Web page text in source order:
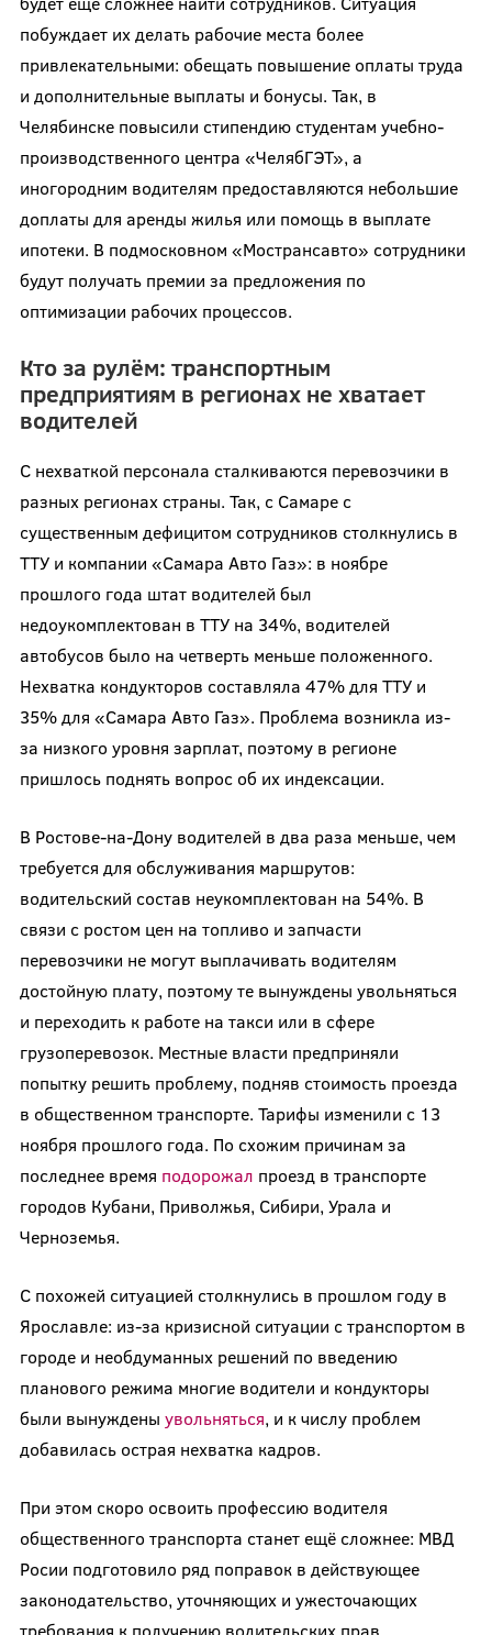
побуждает их делать рабочие места более
привлекательными: обещать повышение оплаты труда
и дополнительные выплаты и бонусы. Так, в
Челябинске повысили стипендию студентам учебно-
производственного центра «ЧелябГЭТ», а
иногородним водителям предоставляются небольшие
доплаты для аренды жилья или помощь в выплате
ипотеки. В подмосковном «Мострансавто» сотрудники
будут получать премии за предложения по
оптимизации рабочих процессов.
Кто за рулём: транспортным
предприятиям в регионах не хватает
водителей
С нехваткой персонала сталкиваются перевозчики в
разных регионах страны. Так, с Самаре с
существенным дефицитом сотрудников столкнулись в
ТТУ и компании «Самара Авто Газ»: в ноябре
прошлого года штат водителей был
недоукомплектован в ТТУ на 34%, водителей
автобусов было на четверть меньше положенного.
Нехватка кондукторов составляла 47% для ТТУ и
35% для «Самара Авто Газ». Проблема возникла из-
за низкого уровня зарплат, поэтому в регионе
пришлось поднять вопрос об их индексации.
В Ростове-на-Дону водителей в два раза меньше, чем
требуется для обслуживания маршрутов:
водительский состав неукомплектован на 54%. В
связи с ростом цен на топливо и запчасти
перевозчики не могут выплачивать водителям
достойную плату, поэтому те вынуждены увольняться
и переходить к работе на такси или в сфере
грузоперевозок. Местные власти предприняли
попытку решить проблему, подняв стоимость проезда
в общественном транспорте. Тарифы изменили с 13
ноября прошлого года. По схожим причинам за
последнее время подорожал проезд в транспорте
городов Кубани, Приволжья, Сибири, Урала и
Черноземья.
С похожей ситуацией столкнулись в прошлом году в
Ярославле: из-за кризисной ситуации с транспортом в
городе и необдуманных решений по введению
планового режима многие водители и кондукторы
были вынуждены увольняться, и к числу проблем
добавилась острая нехватка кадров.
При этом скоро освоить профессию водителя
общественного транспорта станет ещё сложнее: МВД
Росии подготовило ряд поправок в действующее
законодательство, уточняющих и ужесточающих
требования к получению водительских прав